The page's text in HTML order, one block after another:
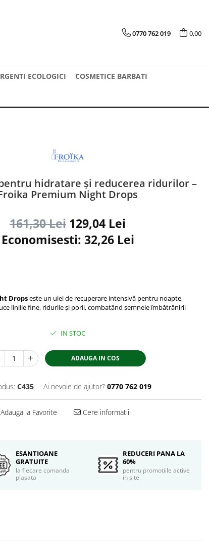
0770 762 019 0,00
ECOLOGICI COSMETICE BARBATI
hidratare și reducerea ridurilor –
Premium Night Drops
161,30 Lei 129,04 Lei
Economisesti: 32,26 Lei
Dropseste un ulei de recuperare intensivă pentru noapte,
liniile fine, ridurile și porii, combatând semnele îmbătrânirii
IN STOC
ADAUGA IN COS
C435 Ai nevoie de ajutor? 0770 762 019
la Favorite Cere informatii
ESANTIOANE
GRATUITE
la fiecare comanda
plasata
REDUCERI PANA LA
60%
pentru promotiile active
in site